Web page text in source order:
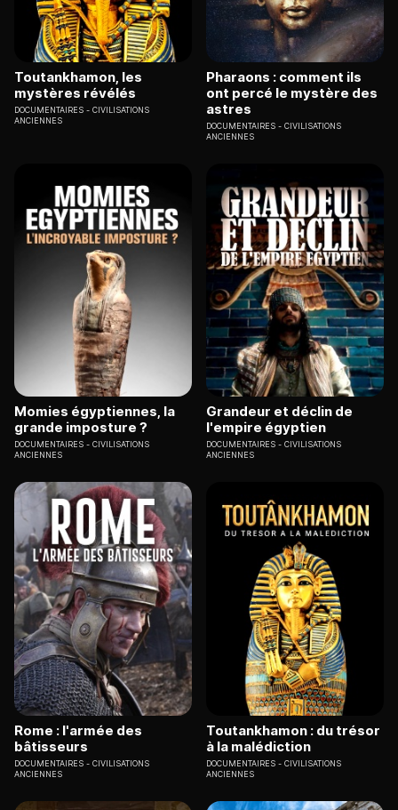
Toutankhamon, les
mystères révélés
DOCUMENTAIRES
CIVILISATIONS
ANCIENNES
Pharaons : comment ils
ont percé le mystère des
astres
DOCUMENTAIRES
CIVILISATIONS
ANCIENNES
Momies égyptiennes, la
grande imposture ?
DOCUMENTAIRES
CIVILISATIONS
ANCIENNES
Grandeur et déclin de
l'empire égyptien
DOCUMENTAIRES
CIVILISATIONS
ANCIENNES
Rome : l'armée des
bâtisseurs
DOCUMENTAIRES
CIVILISATIONS
ANCIENNES
Toutankhamon : du trésor
à la malédiction
DOCUMENTAIRES
CIVILISATIONS
ANCIENNES